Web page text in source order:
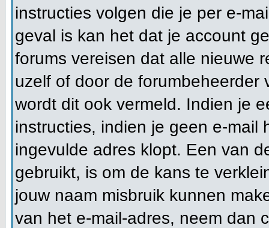
instructies volgen die je per e-
geval is kan het dat je account
forums vereisen dat alle nieuwe
uzelf of door de forumbeheerder
wordt dit ook vermeld. Indien je
instructies, indien je geen e-
ingevulde adres klopt. Een van
gebruikt, is om de kans te
jouw naam misbruik kunnen
van het e-mail-adres, neem dan